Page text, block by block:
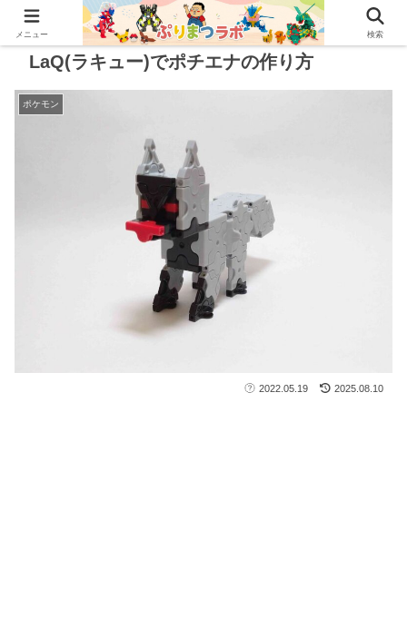
LaQ(ラキュー)でポチエナの作り方
ポケモン
2022.05.19 2025.08.10
メニュー 検索